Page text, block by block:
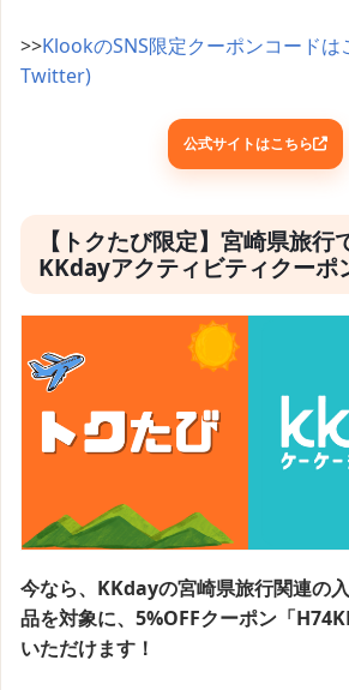
>>KlookのSNS限定クーポンコードは
Twitter)
公式サイトはこちら
【トクたび限定】宮崎県旅行
KKdayアクティビティクーポ
今なら、KKdayの宮崎県旅行関連の
品を対象に、5%OFFクーポン「
いただけます！